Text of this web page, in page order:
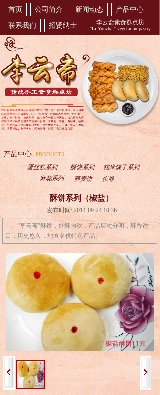
首页 公司简介 新闻动态
产品中心
联系我们
招贤纳士 李云斋素食糕点坊
"Li Yunzhai" vegetarian pastry
产品中心 PRODUCTS
糯米馃子系列
酥饼系列
蛋丝糕系列 /
/
/
/
麻花系列
荞麦饼 蛋卷
/ /
/ /
酥饼系列（椒盐）
发布时间: 2014-09-24 10:36
“李云斋”酥饼，外酥内软，产品层次分明，酥香适
口，历史悠久，地方名优特色产品。